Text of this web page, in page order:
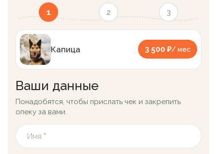
1 2 3
Капица 3 500 ₽/ мес
Ваши данные
Понадобятся, чтобы прислать чек и закрепить
опеку за вами.
Имя *